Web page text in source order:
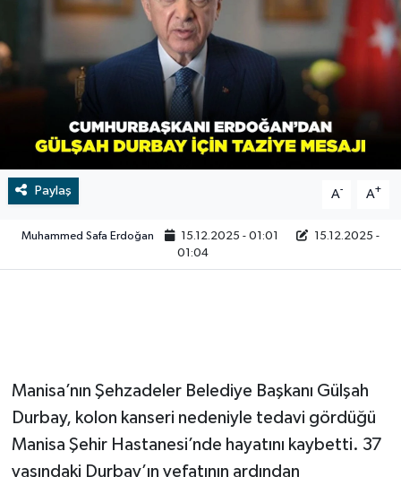
Paylaş A- A+
Muhammed Safa Erdoğan 15.12.2025 - 01:01
15.12.2025 -
01:04
Manisa’nın Şehzadeler Belediye Başkanı Gülşah
Durbay, kolon kanseri nedeniyle tedavi gördüğü
Manisa Şehir Hastanesi’nde hayatını kaybetti. 37
yaşındaki Durbay’ın vefatının ardından
SPOR
Vefat
Video